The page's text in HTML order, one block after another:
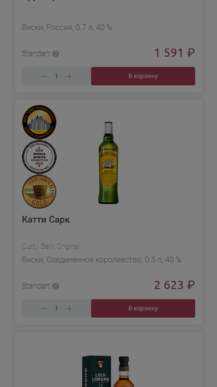
Виски, Россия, 0.7 л, 40 %
Standart 1 591 ₽
В корзину
Катти Сарк
Cutty Sark Original
Виски, Соединенное королевство, 0.5 л, 40 %
Standart 2 623 ₽
В корзину